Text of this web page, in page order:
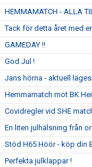
HEMMAMATCH - ALLA
Tack för detta året med
GAMEDAY !!
God Jul !
Jans hörna - aktuell
Hemmamatch mot BK
Covidregler vid SHE
En liten julhälsning från
Stöd H65 Höör - köp din
Perfekta julklappar !